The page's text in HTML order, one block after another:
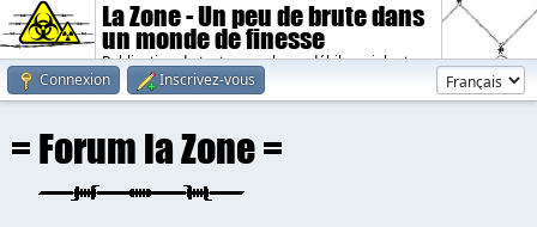
La Zone - Un peu de brute dans
un monde de finesse
Publication de textes sombres, débiles, violents.
Connexion
Inscrivez-vous